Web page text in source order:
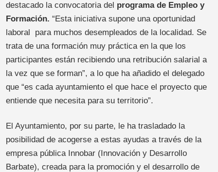
destacado la convocatoria del programa de Empleo y
Formación. “Esta iniciativa supone una oportunidad
laboral para muchos desempleados de la localidad. Se
trata de una formación muy práctica en la que los
participantes están recibiendo una retribución salarial a
la vez que se forman”, a lo que ha añadido el delegado
que “es cada ayuntamiento el que hace el proyecto que
entiende que necesita para su territorio”.
El Ayuntamiento, por su parte, le ha trasladado la
posibilidad de acogerse a estas ayudas a través de la
empresa pública Innobar (Innovación y Desarrollo
Barbate), creada para la promoción y el desarrollo de